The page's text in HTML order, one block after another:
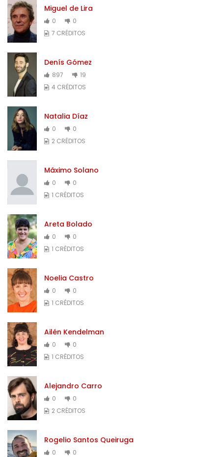
Miguel de Lira
0
0
7 CRÉDITOS
Denís Gómez
897
19
4 CRÉDITOS
Natalia Díaz
0
0
2 CRÉDITOS
Máximo Solano
0
0
1 CRÉDITOS
Areta Bolado
0
0
1 CRÉDITOS
Noelia Castro
0
0
1 CRÉDITOS
Ailén Kendelman
0
0
1 CRÉDITOS
Alejandro Carro
0
0
2 CRÉDITOS
Rogelio Santos Queiruga
0
0